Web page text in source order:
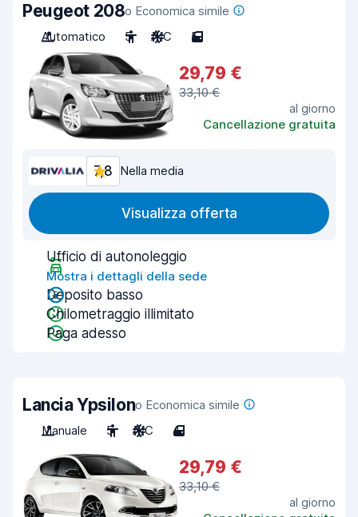
Peugeot 208o Economica simile
Automatico
5 A/C 5
29,79 €
33,10 €
al giorno
Cancellazione gratuita
7,8 Nella media
Visualizza offerta
Ufficio di autonoleggio
Mostra i dettagli della sede
Deposito basso
Chilometraggio illimitato
Paga adesso
Lancia Ypsilono Economica simile
Manuale
5 A/C 4
29,79 €
33,10 €
al giorno